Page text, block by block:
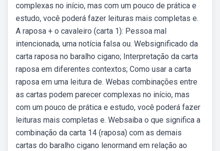
complexas no início, mas com um pouco de prática e
estudo, você poderá fazer leituras mais completas e.
A raposa + o cavaleiro (carta 1): Pessoa mal
intencionada, uma notícia falsa ou. Websignificado da
carta raposa no baralho cigano; Interpretação da carta
raposa em diferentes contextos; Como usar a carta
raposa em uma leitura de. Webas combinações entre
as cartas podem parecer complexas no início, mas
com um pouco de prática e estudo, você poderá fazer
leituras mais completas e. Websaiba o que significa a
combinação da carta 14 (raposa) com as demais
cartas do baralho cigano lenormand em relação ao